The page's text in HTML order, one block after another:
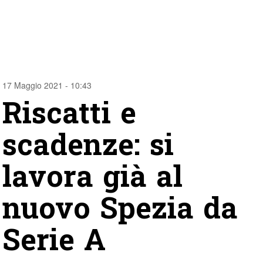
17 Maggio 2021 - 10:43
Riscatti e
scadenze: si
lavora già al
nuovo Spezia da
Serie A